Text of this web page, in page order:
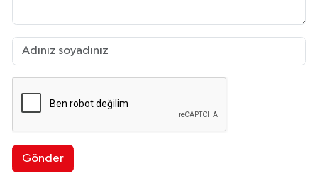
Gönder